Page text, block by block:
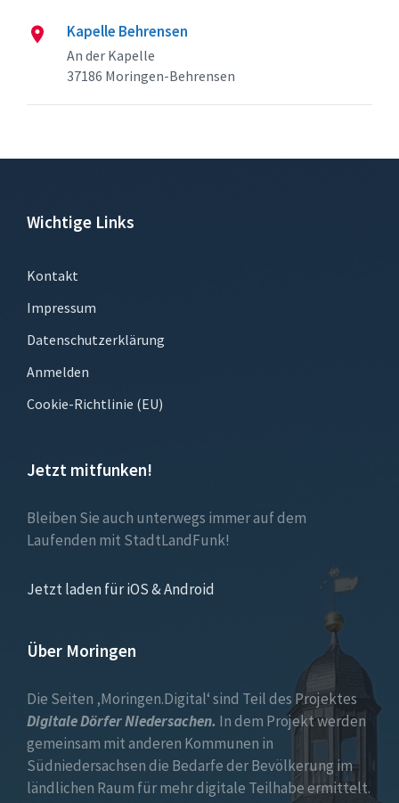
Kapelle Behrensen
An der Kapelle
37186 Moringen-Behrensen
Wichtige Links
Kontakt
Impressum
Datenschutzerklärung
Anmelden
Cookie-Richtlinie (EU)
Jetzt mitfunken!
Bleiben Sie auch unterwegs immer auf dem
Laufenden mit StadtLandFunk!
Jetzt laden für iOS & Android
Über Moringen
Die Seiten ‚Moringen.Digital‘ sind Teil des Projektes
Digitale Dörfer Niedersachen. In dem Projekt werden
gemeinsam mit anderen Kommunen in
Südniedersachsen die Bedarfe der Bevölkerung im
ländlichen Raum für mehr digitale Teilhabe ermittelt.